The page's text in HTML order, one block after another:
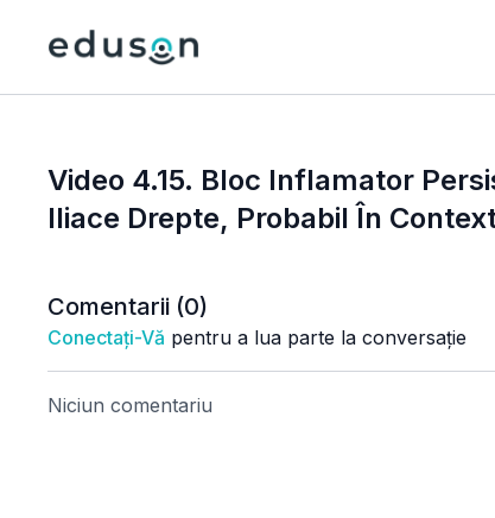
Video 4.15. Bloc Inflamator
Iliace Drepte, Probabil În
Comentarii (0)
Conectați-Vă pentru a lua parte la conversație
Niciun comentariu